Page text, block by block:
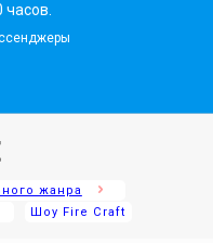
часов.
жанра
Шоу Fire Craft